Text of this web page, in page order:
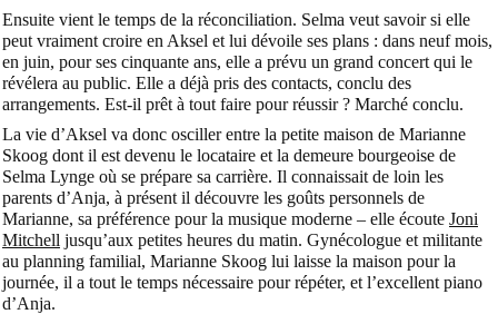
Ensuite vient le temps de la réconciliation. Selma veut savoir si elle
peut vraiment croire en Aksel et lui dévoile ses plans : dans neuf mois,
en juin, pour ses cinquante ans, elle a prévu un grand concert qui le
révélera au public. Elle a déjà pris des contacts, conclu des
arrangements. Est-il prêt à tout faire pour réussir ? Marché conclu.
La vie d’Aksel va donc osciller entre la petite maison de Marianne
Skoog dont il est devenu le locataire et la demeure bourgeoise de
Selma Lynge où se prépare sa carrière. Il connaissait de loin les
parents d’Anja, à présent il découvre les goûts personnels de
Marianne, sa préférence pour la musique moderne – elle écoute Joni
Mitchell jusqu’aux petites heures du matin. Gynécologue et militante
au planning familial, Marianne Skoog lui laisse la maison pour la
journée, il a tout le temps nécessaire pour répéter, et l’excellent piano
d’Anja.